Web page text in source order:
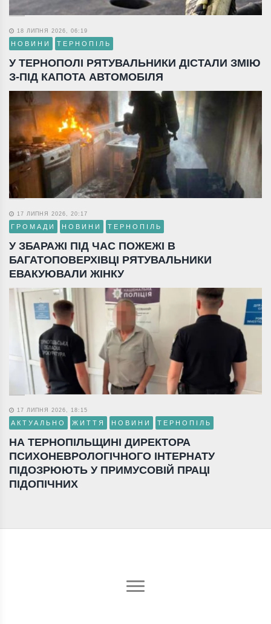
18 ЛИПНЯ 2026, 06:19
НОВИНИ ТЕРНОПІЛЬ
У ТЕРНОПОЛІ РЯТУВАЛЬНИКИ ДІСТАЛИ ЗМІЮ
З-ПІД КАПОТА АВТОМОБІЛЯ
17 ЛИПНЯ 2026, 20:17
ГРОМАДИ НОВИНИ ТЕРНОПІЛЬ
У ЗБАРАЖІ ПІД ЧАС ПОЖЕЖІ В
БАГАТОПОВЕРХІВЦІ РЯТУВАЛЬНИКИ
ЕВАКУЮВАЛИ ЖІНКУ
17 ЛИПНЯ 2026, 18:15
АКТУАЛЬНО ЖИТТЯ НОВИНИ ТЕРНОПІЛЬ
НА ТЕРНОПІЛЬЩИНІ ДИРЕКТОРА
ПСИХОНЕВРОЛОГІЧНОГО ІНТЕРНАТУ
ПІДОЗРЮЮТЬ У ПРИМУСОВІЙ ПРАЦІ
ПІДОПІЧНИХ